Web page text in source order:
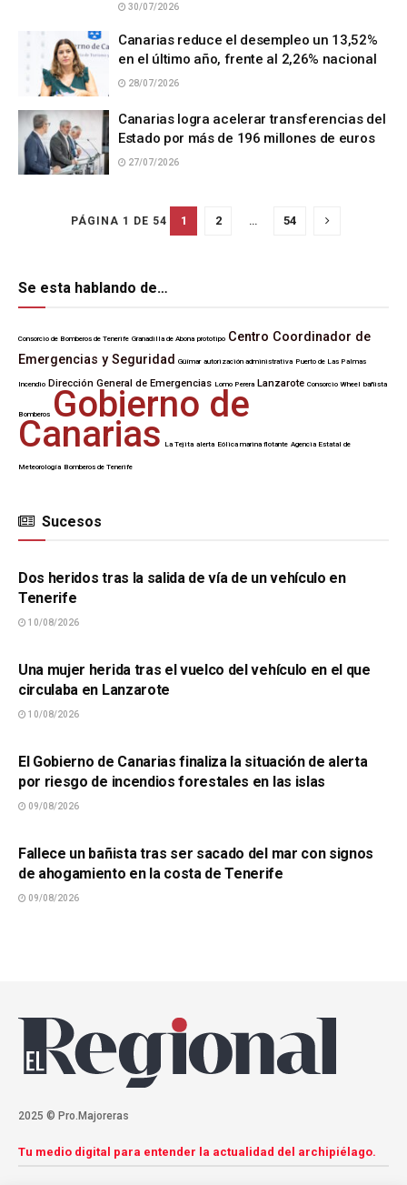
30/07/2026
Canarias reduce el desempleo un 13,52%
en el último año, frente al 2,26% nacional
28/07/2026
Canarias logra acelerar transferencias del
Estado por más de 196 millones de euros
27/07/2026
PÁGINA 1 DE 54 1 2 … 54
Se esta hablando de…
Consorcio de Bomberos de Tenerife Granadilla de Abona prototipo Centro Coordinador de
Emergencias y Seguridad Güímar autorización administrativa Puerto de Las Palmas
Incendio Dirección General de Emergencias Lomo Perera Lanzarote Consorcio Wheel bañista
Bomberos Gobierno de
Canarias La Tejita alerta Eólica marina flotante Agencia Estatal de
Meteorología Bomberos de Tenerife
Sucesos
SUCESOS
Dos heridos tras la salida de vía de un vehículo en
Tenerife
10/08/2026
Una mujer herida tras el vuelco del vehículo en el que
circulaba en Lanzarote
10/08/2026
El Gobierno de Canarias finaliza la situación de alerta
por riesgo de incendios forestales en las islas
09/08/2026
Fallece un bañista tras ser sacado del mar con signos
de ahogamiento en la costa de Tenerife
09/08/2026
2025 © Pro.Majoreras
Tu medio digital para entender la actualidad del archipiélago.